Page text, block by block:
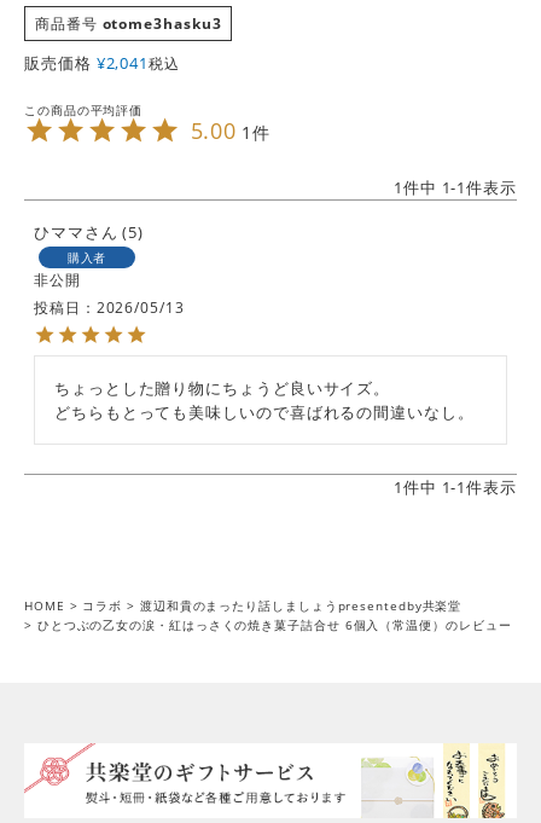
商品番号 otome3hasku3
販売価格 ¥2,041税込
5.00 1
1件中 1-1件表示
ひママ 5
購入者
非公開
投稿日
2026/05/13
ちょっとした贈り物にちょうど良いサイズ。
どちらもとっても美味しいので喜ばれるの間違いなし。
1件中 1-1件表示
HOME コラボ
渡辺和貴のまったり話しましょうpresentedby共楽堂
ひとつぶの乙女の涙・紅はっさくの焼き菓子詰合せ 6個入（常温便）のレビュー